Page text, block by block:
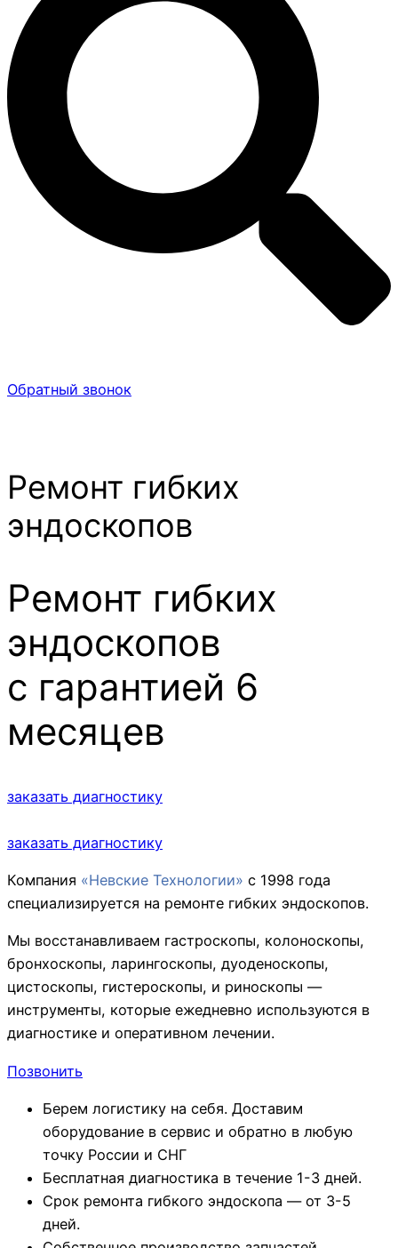
Обратный звонок
Ремонт гибких
эндоскопов
Ремонт гибких
эндоскопов
с гарантией 6
месяцев
заказать диагностику
заказать диагностику
Компания «Невские Технологии» с 1998 года
специализируется на ремонте гибких эндоскопов.
Мы восстанавливаем гастроскопы, колоноскопы,
бронхоскопы, ларингоскопы, дуоденоскопы,
цистоскопы, гистероскопы, и риноскопы —
инструменты, которые ежедневно используются в
диагностике и оперативном лечении.
Позвонить
Берем логистику на себя. Доставим
оборудование в сервис и обратно в любую
точку России и СНГ
Бесплатная диагностика в течение 1-3 дней.
Срок ремонта гибкого эндоскопа — от 3-5
дней.